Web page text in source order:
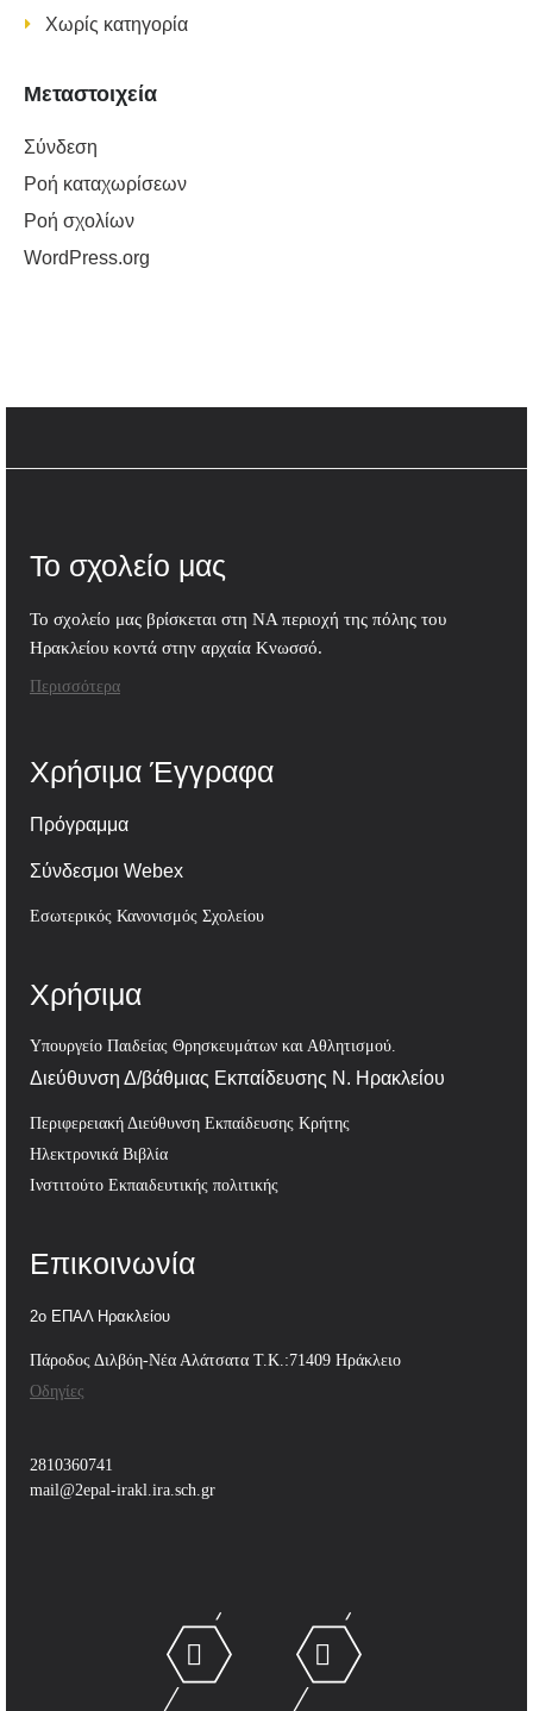
Χωρίς κατηγορία
Μεταστοιχεία
Σύνδεση
Ροή καταχωρίσεων
Ροή σχολίων
WordPress.org
Το σχολείο μας
Το σχολείο μας βρίσκεται στη ΝΑ περιοχή της πόλης του
Ηρακλείου κοντά στην αρχαία Κνωσσό.
Περισσότερα
Χρήσιμα Έγγραφα
Πρόγραμμα
Σύνδεσμοι Webex
Εσωτερικός Κανονισμός Σχολείου
Χρήσιμα
Υπουργείο Παιδείας Θρησκευμάτων και Αθλητισμού.
Διεύθυνση Δ/βάθμιας Εκπαίδευσης Ν. Ηρακλείου
Περιφερειακή Διεύθυνση Εκπαίδευσης Κρήτης
Ηλεκτρονικά Βιβλία
Ινστιτούτο Εκπαιδευτικής πολιτικής
Επικοινωνία
2ο ΕΠΑΛ Ηρακλείου
Πάροδος Διλβόη-Νέα Αλάτσατα Τ.Κ.:71409 Ηράκλειο
Οδηγίες
2810360741
mail@2epal-irakl.ira.sch.gr